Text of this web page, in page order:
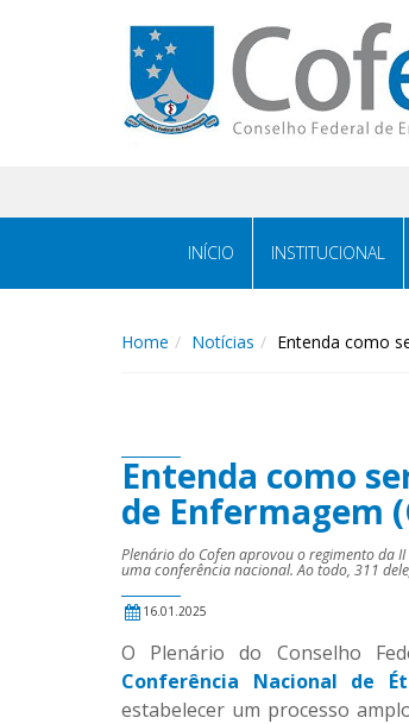
INÍCIO INSTITUCIONAL
Home Notícias Entenda como
Entenda como
de Enfermagem
Plenário do Cofen aprovou o regimento da
uma conferência nacional. Ao todo, 311
16.01.2025
O Plenário do Conselho
Conferência Nacional de
estabelecer um processo